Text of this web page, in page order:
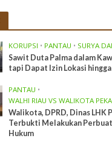
KORUPSI • PANTAU • SURYA
Sawit Duta Palma dalam
tapi Dapat Izin Lokasi
PANTAU •
WALHI RIAU VS WALIKOTA
Walikota, DPRD, Dinas LHK
Terbukti Melakukan
Hukum